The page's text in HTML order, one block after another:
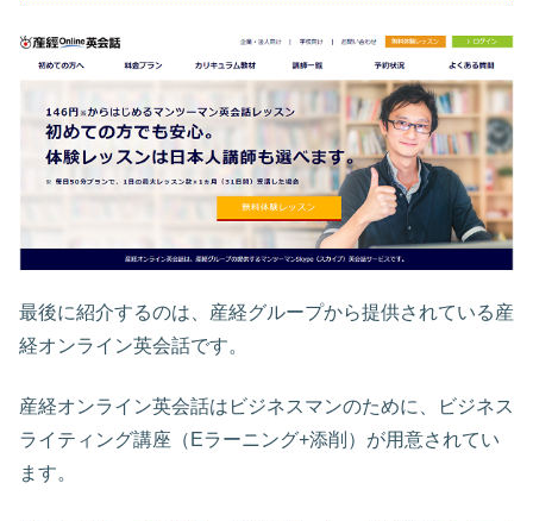
最後に紹介するのは、産経グループから提供されている産
経オンライン英会話です。
産経オンライン英会話はビジネスマンのために、ビジネス
ライティング講座（Eラーニング+添削）が用意されてい
ます。